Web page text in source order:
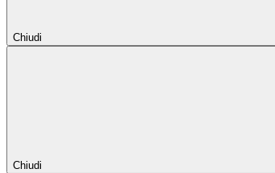
Chiudi
Chiudi